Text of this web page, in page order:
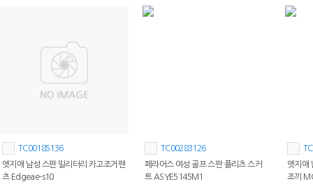
TC00185136
엣지애 남성 스판 밀리터리 카고조거팬
츠 Edgeae-s10
TC00283126
페라어스 여성 골프 스판 플리츠 스커
트 ASYE5145M1
엣지애
조끼